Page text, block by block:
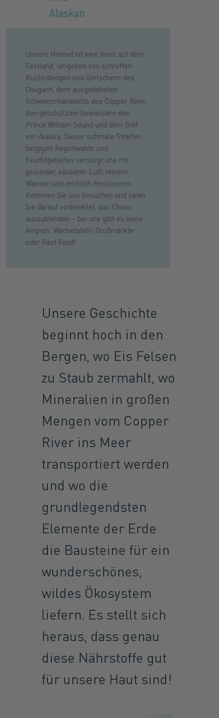
Alaskan
Unsere Heimat ist eine Insel auf dem
Festland, umgeben von schroffen
Küstenbergen und Gletschern des
Chugach, dem ausgedehnten
Schwemmlanddelta des Copper River,
den geschützten Gewässern des
Prince William Sound und dem Golf
von Alaska. Dieser schmale Streifen
bergigen Regenwalds und
Feuchtgebietes versorgt uns mit
gesunder, sauberer Luft, reinem
Wasser und reichlich Ressourcen.
Kommen Sie uns besuchen und seien
Sie darauf vorbereitet, das Chaos
auszublenden – bei uns gibt es keine
Ampeln, Werbetafeln, Großmärkte
oder Fast Food!
Unsere Geschichte
beginnt hoch in den
Bergen, wo Eis Felsen
zu Staub zermahlt, wo
Mineralien in großen
Mengen vom Copper
River ins Meer
transportiert werden
und wo die
grundlegendsten
Elemente der Erde
die Bausteine ​​für ein
wunderschönes,
wildes Ökosystem
liefern. Es stellt sich
heraus, dass genau
diese Nährstoffe gut
für unsere Haut sind!